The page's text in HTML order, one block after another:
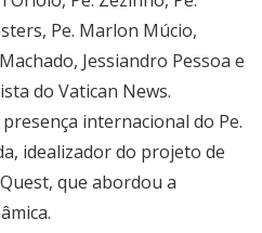
Pe. Marlon Múcio,
Jessiandro Pessoa e
do Vatican News.
internacional do Pe.
idealizador do projeto de
que abordou a